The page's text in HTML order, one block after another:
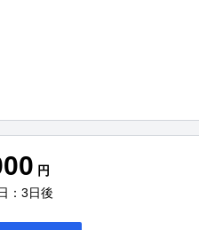
円
：3日後